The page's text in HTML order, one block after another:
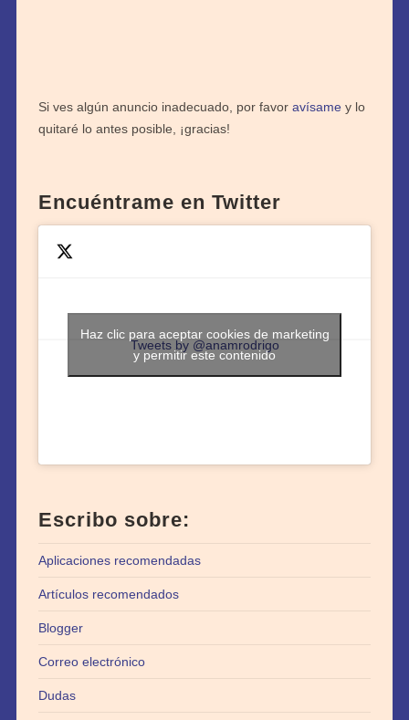
Si ves algún anuncio inadecuado, por favor avísamey lo
quitaré lo antes posible, ¡gracias!
Encuéntrame en Twitter
Tweets by @anamrodrigo
Haz clic para aceptar cookies de marketing
y permitir este contenido
Escribo sobre:
Aplicaciones recomendadas
Artículos recomendados
Blogger
Correo electrónico
Dudas